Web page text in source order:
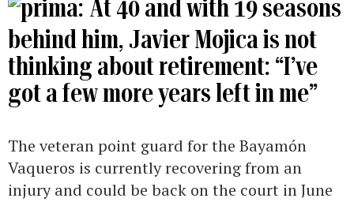
At 40 and with 19 seasons
behind him, Javier Mojica is not
thinking about retirement: “I’ve
got a few more years left in me”
The veteran point guard for the Bayamón
Vaqueros is currently recovering from an
injury and could be back on the court in June